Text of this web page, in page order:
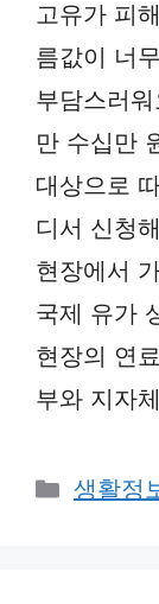
고유가 피
름값이 너
부담스러
만 수십만
대상으로
디서 신청
현장에서
국제 유가
현장의 연
부와 지자
생활정